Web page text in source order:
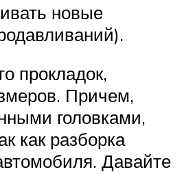
новые
прокладок,
Причем,
головками,
как разборка
Давайте